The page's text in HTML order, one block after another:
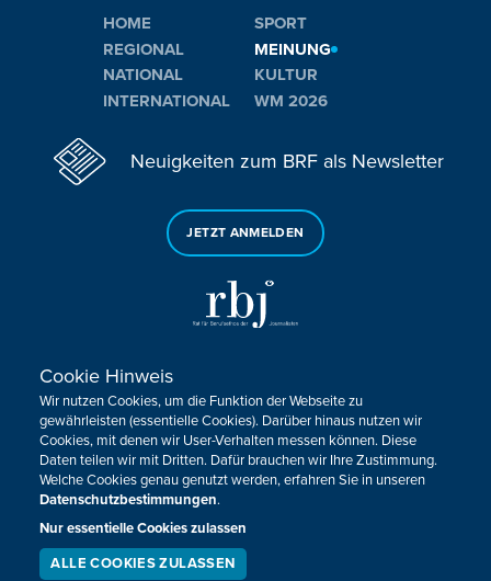
HOME
REGIONAL
NATIONAL
INTERNATIONAL
SPORT
MEINUNG
KULTUR
WM 2026
Neuigkeiten zum BRF als Newsletter
JETZT ANMELDEN
Sie haben noch Fragen oder Anmerkungen?
KONTAKTIEREN SIE UNS!
Impressum Datenschutz Kontakt
Barrierefreiheit
Cookie-Zustimmung anpassen
Design, Konzept & Programmierung:
Cookie Hinweis
Wir nutzen Cookies, um die Funktion der Webseite zu
gewährleisten (essentielle Cookies). Darüber hinaus nutzen wir
Cookies, mit denen wir User-Verhalten messen können. Diese
Daten teilen wir mit Dritten. Dafür brauchen wir Ihre Zustimmung.
Welche Cookies genau genutzt werden, erfahren Sie in unseren
Datenschutzbestimmungen.
Nur essentielle Cookies zulassen
ALLE COOKIES ZULASSEN
LIVESTREAM